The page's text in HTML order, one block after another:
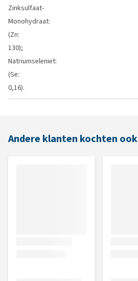
Zinksulfaat-
Monohydraat:
(Zn:
130);
Natriumseleniet:
(Se:
0,16).
Andere klanten kochten ook